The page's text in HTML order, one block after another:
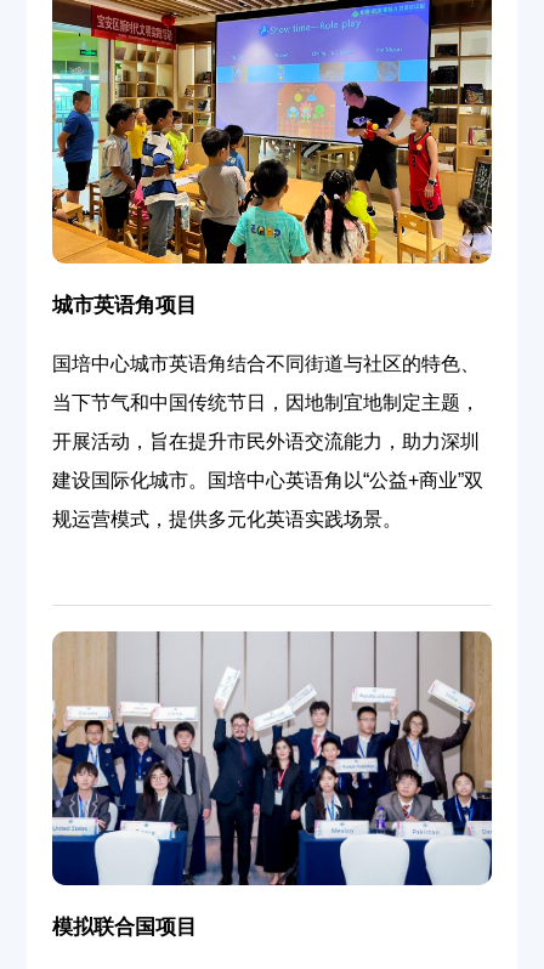
城市英语角项目
国培中心城市英语角结合不同街道与社区的特色、
当下节气和中国传统节日，因地制宜地制定主题，
开展活动，旨在提升市民外语交流能力，助力深圳
建设国际化城市。国培中心英语角以“公益+商业”双
规运营模式，提供多元化英语实践场景。
模拟联合国项目